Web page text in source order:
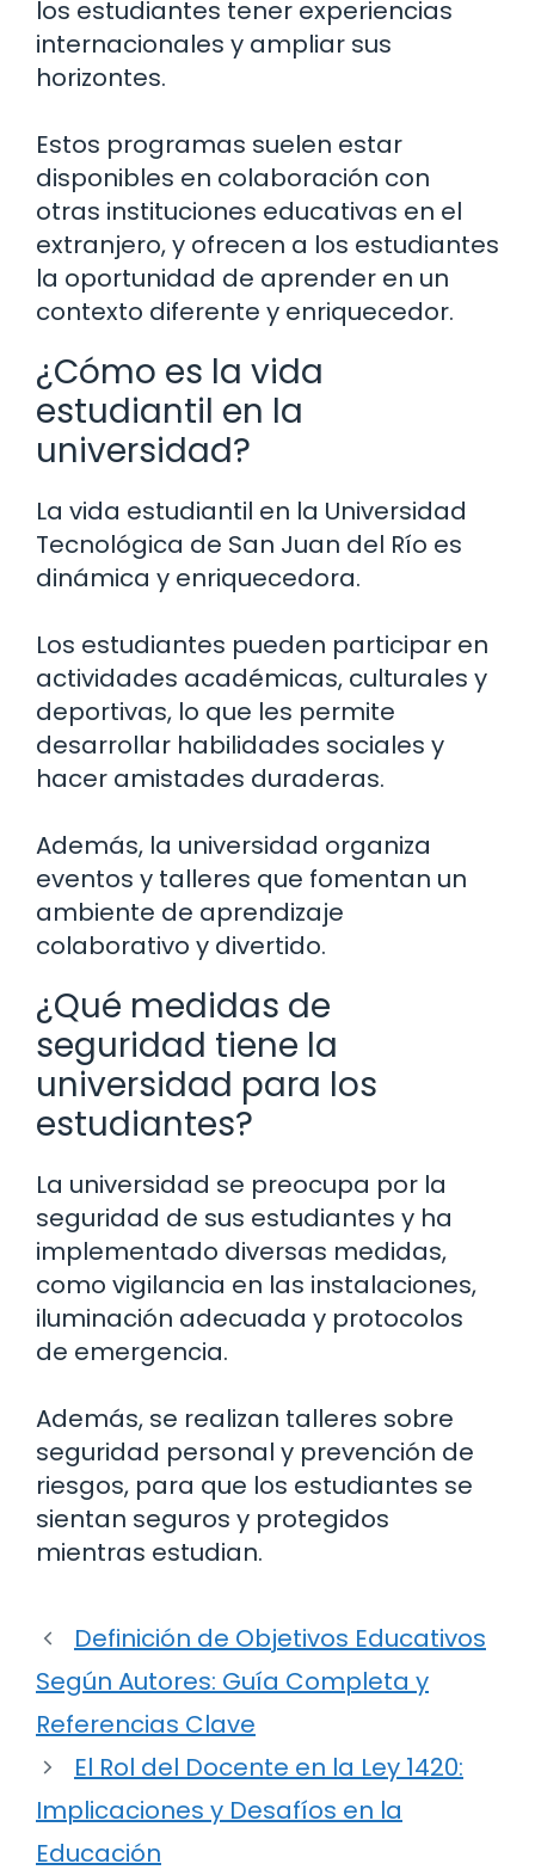
los estudiantes tener experiencias
internacionales y ampliar sus
horizontes.
Estos programas suelen estar
disponibles en colaboración con
otras instituciones educativas en el
extranjero, y ofrecen a los estudiantes
la oportunidad de aprender en un
contexto diferente y enriquecedor.
¿Cómo es la vida
estudiantil en la
universidad?
La vida estudiantil en la Universidad
Tecnológica de San Juan del Río es
dinámica y enriquecedora.
Los estudiantes pueden participar en
actividades académicas, culturales y
deportivas, lo que les permite
desarrollar habilidades sociales y
hacer amistades duraderas.
Además, la universidad organiza
eventos y talleres que fomentan un
ambiente de aprendizaje
colaborativo y divertido.
¿Qué medidas de
seguridad tiene la
universidad para los
estudiantes?
La universidad se preocupa por la
seguridad de sus estudiantes y ha
implementado diversas medidas,
como vigilancia en las instalaciones,
iluminación adecuada y protocolos
de emergencia.
Además, se realizan talleres sobre
seguridad personal y prevención de
riesgos, para que los estudiantes se
sientan seguros y protegidos
mientras estudian.
Definición de Objetivos Educativos
Según Autores: Guía Completa y
Referencias Clave
El Rol del Docente en la Ley 1420:
Implicaciones y Desafíos en la
Educación